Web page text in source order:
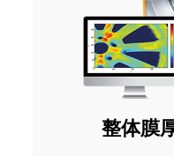
整体膜